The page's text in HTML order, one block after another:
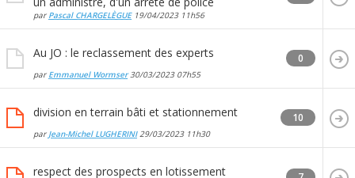
par Pascal CHARGELÈGUE19/04/2023 11h56
Au JO : le reclassement des experts
par Emmanuel Wormser30/03/2023 07h55
0
division en terrain bâti et stationnement
par Jean-Michel LUGHERINI29/03/2023 11h30
10
respect des prospects en lotissement